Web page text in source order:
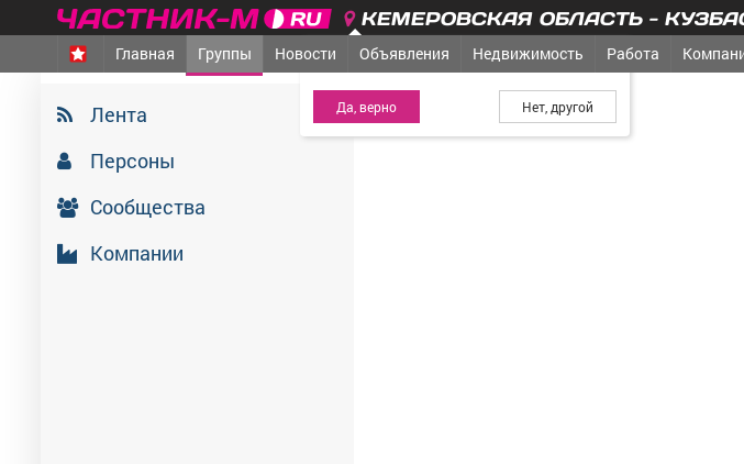
КЕМЕРОВСКАЯ ОБЛАСТЬ -
МЕЖДУРЕЧЕНСК - Ваш город?
Главная Группы Новости Объявления Недвижимость Работа
Лента
Персоны
Сообщества
Компании
Мыски Медиа, медиакомпания